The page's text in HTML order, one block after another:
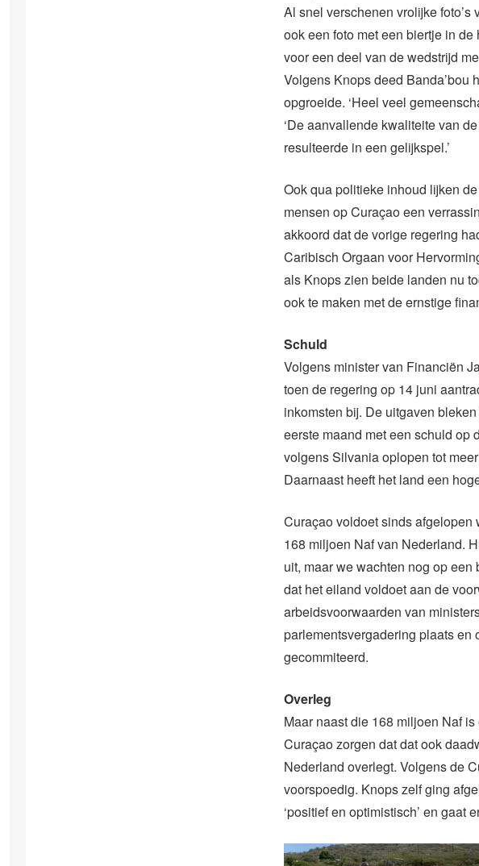
Al snel verschenen vrolijke
ook een foto met een biertje in
voor een deel van de wedstrijd
Volgens Knops deed Banda’bou
opgroeide. ‘Heel veel
‘De aanvallende kwaliteite van
resulteerde in een gelijkspel.’
Ook qua politieke inhoud lijken
mensen op Curaçao een
akkoord dat de vorige regering
Caribisch Orgaan voor
als Knops zien beide landen nu
ook te maken met de ernstige
Schuld
Volgens minister van Financiën
toen de regering op 14 juni
inkomsten bij. De uitgaven
eerste maand met een schuld op
volgens Silvania oplopen tot
Daarnaast heeft het land een
Curaçao voldoet sinds
168 miljoen Naf van Nederland.
uit, maar we wachten nog op
dat het eiland voldoet aan de
arbeidsvoorwaarden van
parlementsvergadering plaats en
gecommiteerd.
Overleg
Maar naast die 168 miljoen Naf
Curaçao zorgen dat dat ook
Nederland overlegt. Volgens de
voorspoedig. Knops zelf ging
‘positief en optimistisch’ en gaat